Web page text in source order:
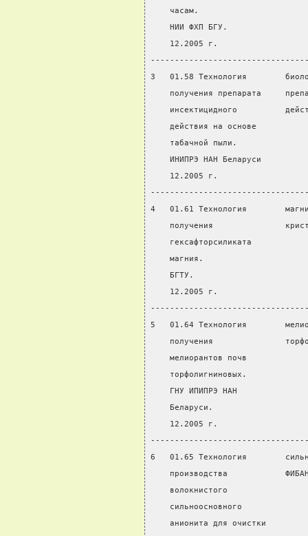
    часам.
    НИИ ФХП БГУ.
    12.2005 г.
3   01.58 Технология
получения препарата
инсектицидного
    действия на основе
    табачной пыли.
    ИНИПРЭ НАН Беларуси
    12.2005 г.
4   01.61 Технология
получения
гексафторсиликата
    магния.
    БГТУ.
    12.2005 г.
5   01.64 Технология
получения
    мелиорантов почв
    торфолигниновых.
    ГНУ ИПИПРЭ НАН
    Беларуси.
    12.2005 г.
6   01.65 Технология
производства
    волокнистого
    сильноосновного
    анионита для очистки